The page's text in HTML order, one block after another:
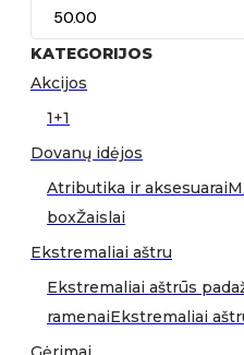
KATEGORIJOS
Akcijos
1+1
Dovanų idėjos
Atributika ir aksesuarai
boxŽaislai
Ekstremaliai aštru
Ekstremaliai aštrūs
ramenaiEkstremaliai